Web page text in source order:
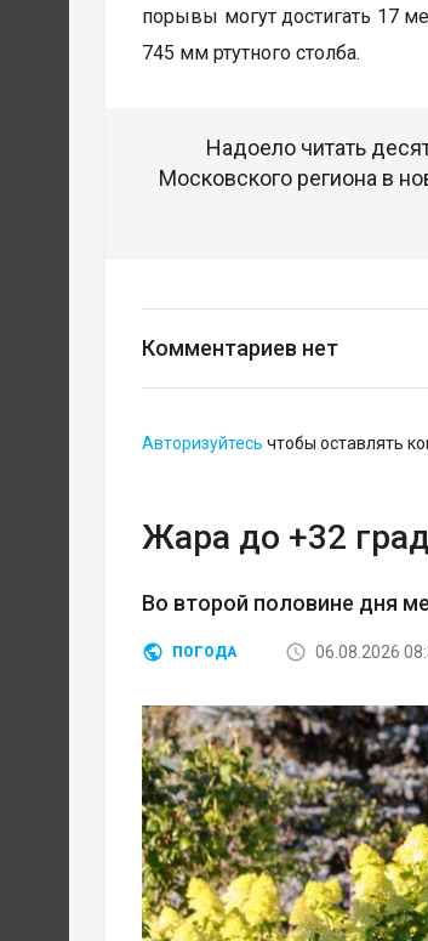
порывы могут достигать 17
745 мм ртутного столба.
Надоело читать
Московского региона в
Комментариев нет
Авторизуйтесь чтобы оставлять
Жара до +32
Во второй половине дня
ПОГОДА 06.08.2026